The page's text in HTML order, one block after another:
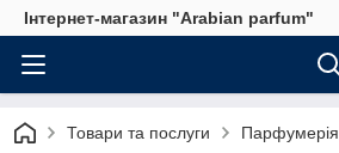
Інтернет-магазин "Arabian parfum"
Товари та послуги Парфумерія